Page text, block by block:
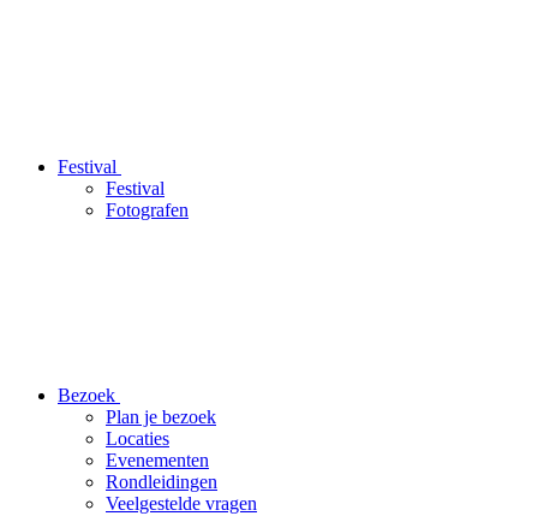
Festival
Festival
Fotografen
Bezoek
Plan je bezoek
Locaties
Evenementen
Rondleidingen
Veelgestelde vragen